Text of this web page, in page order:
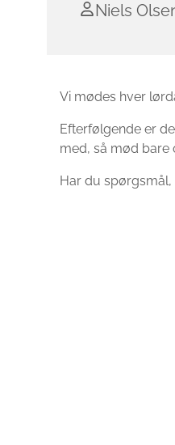
Niels
Vi mødes hver
Efterfølgende er
med, så mød bare
Har du spørgsmål,